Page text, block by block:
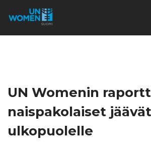
Ajankohtaista
Tietoa meistä
UN Womenin
naispakolaiset
ulkopuolelle